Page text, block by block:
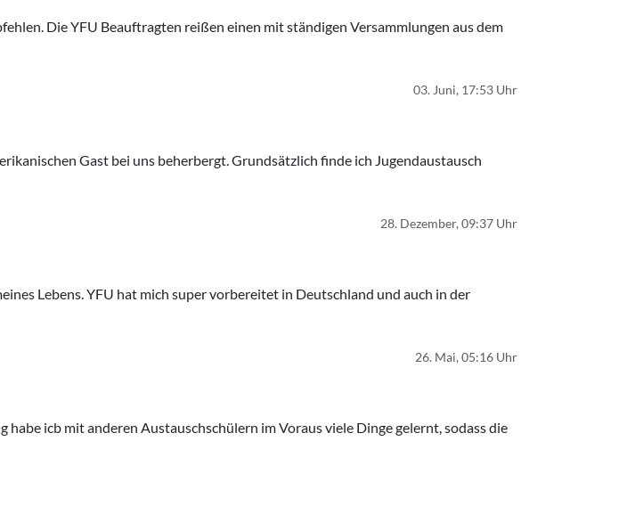
Die YFU Beauftragten reißen einen mit ständigen Versammlungen aus dem
03. Juni, 17:53 Uhr
Gast bei uns beherbergt. Grundsätzlich finde ich Jugendaustausch
28. Dezember, 09:37 Uhr
Lebens. YFU hat mich super vorbereitet in Deutschland und auch in der
26. Mai, 05:16 Uhr
icb mit anderen Austauschschülern im Voraus viele Dinge gelernt, sodass die